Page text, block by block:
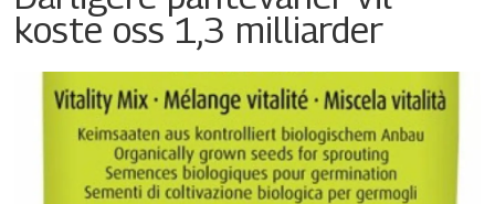
koste oss 1,3 milliarder